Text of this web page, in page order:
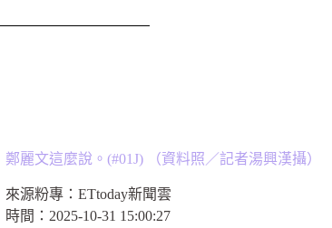
鄭麗文這麼說。(#01J) （資料照／記者湯興漢攝）
來源粉專： ETtoday新聞雲
時間： 2025-10-31 15:00:27